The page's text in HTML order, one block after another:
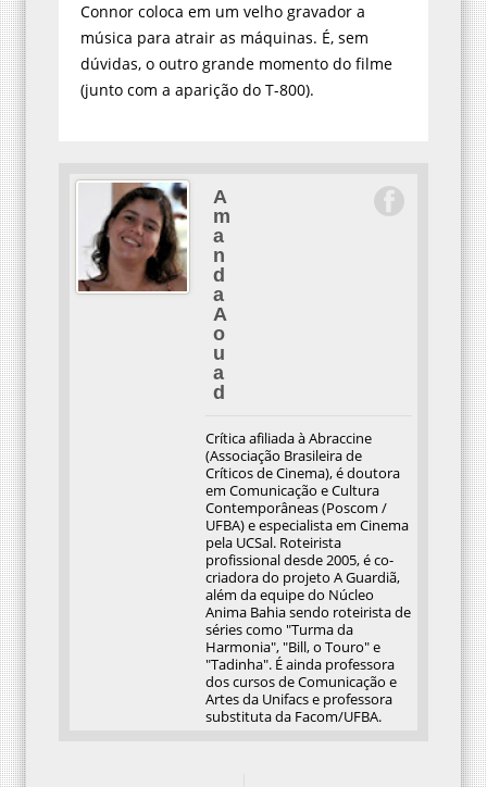
Connor coloca em um velho gravador a
música para atrair as máquinas. É, sem
dúvidas, o outro grande momento do filme
(junto com a aparição do T-800).
A
m
a
n
d
a
A
o
u
a
d
Crítica afiliada à Abraccine
(Associação Brasileira de
Críticos de Cinema), é doutora
em Comunicação e Cultura
Contemporâneas (Poscom /
UFBA) e especialista em Cinema
pela UCSal. Roteirista
profissional desde 2005, é co-
criadora do projeto A Guardiã,
além da equipe do Núcleo
Anima Bahia sendo roteirista de
séries como "Turma da
Harmonia", "Bill, o Touro" e
"Tadinha". É ainda professora
dos cursos de Comunicação e
Artes da Unifacs e professora
substituta da Facom/UFBA.